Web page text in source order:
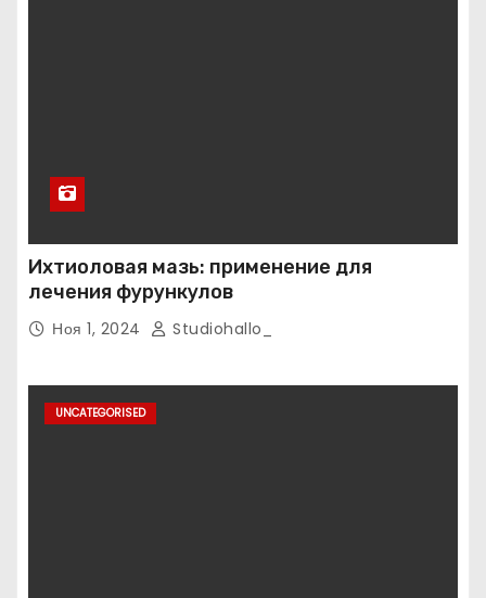
Ихтиоловая мазь: применение для
лечения фурункулов
Ноя 1, 2024 Studiohallo_
UNCATEGORISED